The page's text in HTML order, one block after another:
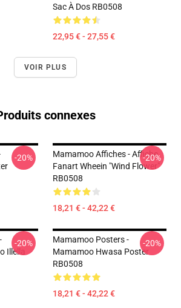
Sac À Dos RB0508
22,95 € - 27,55 €
VOIR PLUS
connexes
-20%
Mamamoo Affiches - Affiche
Fanart Wheein "Wind Flower"
RB0508
18,21 € - 42,22 €
-20%
Illella
-20%
Mamamoo Posters -
Mamamoo Hwasa Poster
RB0508
18,21 € - 42,22 €
-20%